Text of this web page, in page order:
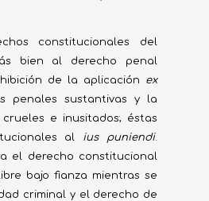
constitucionales del
bien al derecho penal
de la aplicación ex
penales sustantivas y la
e inusitados; éstas
al ius puniendi.
el derecho constitucional
bajo fianza mientras se
criminal y el derecho de